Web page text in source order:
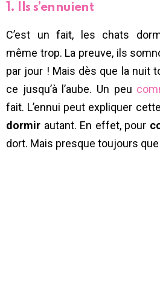
1. Ils s’ennuient
C’est un fait, les chats
même trop. La preuve, ils
par jour ! Mais dès que la nuit
ce jusqu’à l’aube. Un peu
fait. L’ennui peut expliquer cette
dormir autant. En effet, pour
dort. Mais presque toujours que